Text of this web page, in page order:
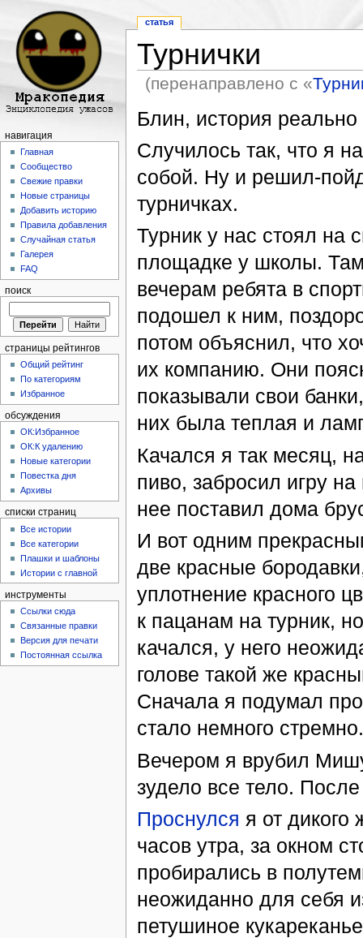
Турнички
(перенаправлено с «
Блин, история
Случилось так, что я
собой. Ну и решил-
турничках.
Турник у нас стоял на
площадке у школы.
вечерам ребята в
подошел к ним,
потом объяснил, что
их компанию. Они
показывали свои
них была теплая и
Качался я так месяц,
пиво, забросил игру
нее поставил дома
И вот одним
две красные
уплотнение красного
к пацанам на турник,
качался, у него
голове такой же
Сначала я подумал
стало немного стремно.
Вечером я врубил
зудело все тело.
Проснулся я от
часов утра, за окном
пробирались в
неожиданно для себя
петушиное
статья
навигация
Главная
Сообщество
Свежие правки
Новые страницы
Добавить историю
Правила добавления
Случайная статья
Галерея
FAQ
поиск
страницы рейтингов
Общий рейтинг
По категориям
Избранное
обсуждения
ОК:Избранное
ОК:К удалению
Новые категории
Повестка дня
Архивы
списки страниц
Все истории
Все категории
Плашки и шаблоны
Истории с главной
инструменты
Ссылки сюда
Связанные правки
Версия для печати
Постоянная ссылка